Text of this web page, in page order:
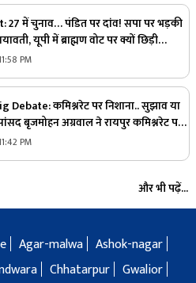
27 में चुनाव… पंडित पर दांव! सपा पर भड़की
यूपी में ब्राह्मण वोट पर क्यों छिड़ी
PM
Debate: कमिश्नरेट पर निशाना.. सुझाव या
बृजमोहन अग्रवाल ने रायपुर कमिश्नरेट पर
वाकई में सिस्टम में सुधार की है जरूरत
PM
और भी पढ़ें...
Agar-malwa Ashok-nagar
Chhatarpur Gwalior